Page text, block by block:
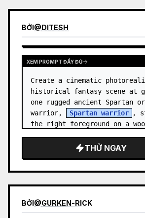
BỞI@DITESH
XEM PROMPT ĐẦY ĐỦ
Create a cinematic
historical fantasy scene at
one rugged ancient Spartan
warrior,
Spartan warrior
,
the right foreground on a
THỬ NGAY
BỞI@GURKEN-RICK